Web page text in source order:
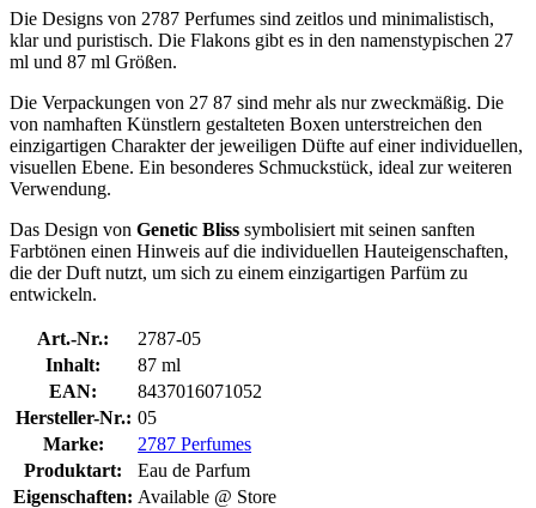
Die Designs von 2787 Perfumes sind zeitlos und minimalistisch,
klar und puristisch. Die Flakons gibt es in den namenstypischen 27
ml und 87 ml Größen.
Die Verpackungen von 27 87 sind mehr als nur zweckmäßig. Die
von namhaften Künstlern gestalteten Boxen unterstreichen den
einzigartigen Charakter der jeweiligen Düfte auf einer individuellen,
visuellen Ebene. Ein besonderes Schmuckstück, ideal zur weiteren
Verwendung.
Das Design von Genetic Bliss symbolisiert mit seinen sanften
Farbtönen einen Hinweis auf die individuellen Hauteigenschaften,
die der Duft nutzt, um sich zu einem einzigartigen Parfüm zu
entwickeln.
Art.-Nr.:
2787-05
Inhalt:
87 ml
EAN:
8437016071052
Hersteller-Nr.: 05
Marke:
2787 Perfumes
Produktart:
Eau de Parfum
Eigenschaften: Available @ Store